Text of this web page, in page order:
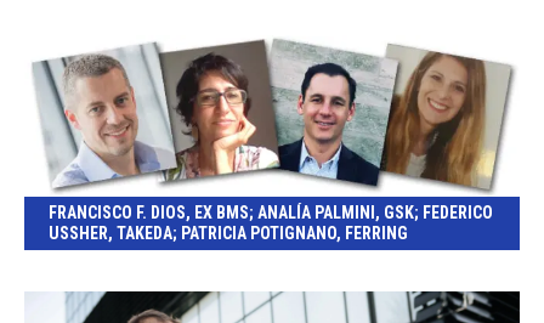
FRANCISCO F. DIOS, EX BMS; ANALÍA PALMINI, GSK; FEDERICO
USSHER, TAKEDA; PATRICIA POTIGNANO, FERRING